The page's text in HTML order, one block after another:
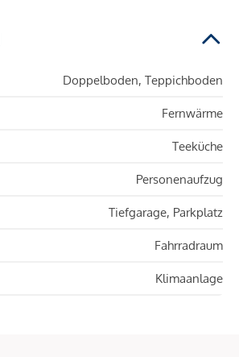
Doppelboden, Teppichboden
Fernwärme
Teeküche
Personenaufzug
Tiefgarage, Parkplatz
Fahrradraum
Klimaanlage